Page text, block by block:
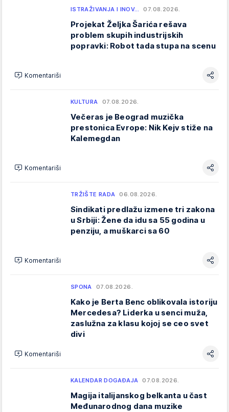
ISTRAŽIVANJA I INOV… 07.08.2026.
Projekat Željka Šarića rešava
problem skupih industrijskih
popravki: Robot tada stupa na scenu
Komentariši
KULTURA 07.08.2026.
Večeras je Beograd muzička
prestonica Evrope: Nik Kejv stiže na
Kalemegdan
Komentariši
TRŽIŠTE RADA 06.08.2026.
Sindikati predlažu izmene tri zakona
u Srbiji: Žene da idu sa 55 godina u
penziju, a muškarci sa 60
Komentariši
SPONA 07.08.2026.
Kako je Berta Benc oblikovala istoriju
Mercedesa? Liderka u senci muža,
zaslužna za klasu kojoj se ceo svet
divi
Komentariši
KALENDAR DOGAĐAJA 07.08.2026.
Magija italijanskog belkanta u čast
Međunarodnog dana muzike